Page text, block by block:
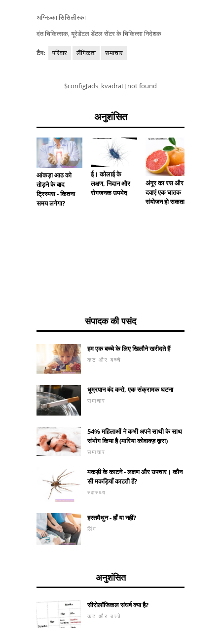
अग्निज़्का सिसिलीस्का
दंत चिकित्सक, यूरेडेंटल डेंटल सेंटर के चिकित्सा निदेशक
टैग: परिवार लैंगिकता समाचार
$config[ads_kvadrat] not found
अनुशंसित
आंकड़ा आठ को
तोड़ने के बाद
ट्रिस्मस - कितना
समय लगेगा?
ई। कोलाई के
लक्षण, निदान और
रोगजनक उपभेद
अंगूर का रस और
दवाएं एक घातक
संयोजन हो सकता है
संपादक की पसंद
हम एक बच्चे के लिए खिलौने खरीदते हैं
कट और बच्चे
धूम्रपान बंद करो, एक संक्रामक घटना
समाचार
54% महिलाओं ने कभी अपने साथी के साथ
संभोग किया है (मारिया कोवाक्ज़ द्वारा)
समाचार
मकड़ी के काटने - लक्षण और उपचार। कौन
सी मकड़ियाँ काटती हैं?
स्वास्थ्य
हस्तमैथुन - हाँ या नहीं?
लिंग
अनुशंसित
सीरोलॉजिकल संघर्ष क्या है?
कट और बच्चे